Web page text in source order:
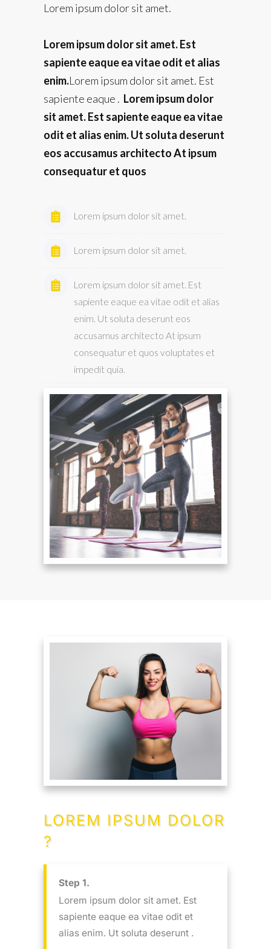
Lorem ipsum dolor sit amet.
Lorem ipsum dolor sit amet. Est
sapiente eaque ea vitae odit et alias
enim.Lorem ipsum dolor sit amet. Est
sapiente eaque . Lorem ipsum dolor
sit amet. Est sapiente eaque ea vitae
odit et alias enim. Ut soluta deserunt
eos accusamus architecto At ipsum
consequatur et quos
Lorem ipsum dolor sit amet.
Lorem ipsum dolor sit amet.
Lorem ipsum dolor sit amet. Est
sapiente eaque ea vitae odit et alias
enim. Ut soluta deserunt eos
accusamus architecto At ipsum
consequatur et quos voluptates et
impedit quia.
LOREM IPSUM DOLOR
?
Step 1.
Lorem ipsum dolor sit amet. Est
sapiente eaque ea vitae odit et
alias enim. Ut soluta deserunt .